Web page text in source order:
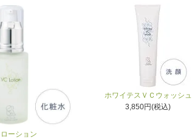
ローション
ホワイテスＶＣウォッシュ
3,850円(税込)